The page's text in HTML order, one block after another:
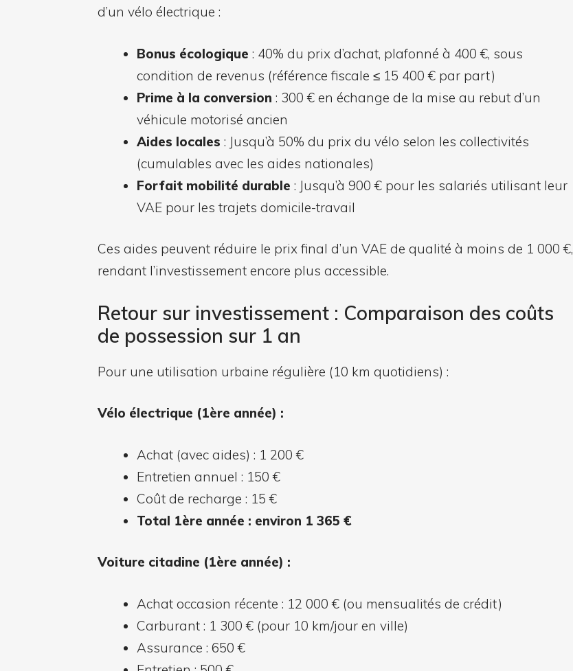
d’un vélo électrique :
Bonus écologique : 40% du prix d’achat, plafonné à 400 €, sous
condition de revenus (référence fiscale ≤ 15 400 € par part)
Prime à la conversion : 300 € en échange de la mise au rebut d’un
véhicule motorisé ancien
Aides locales : Jusqu’à 50% du prix du vélo selon les collectivités
(cumulables avec les aides nationales)
Forfait mobilité durable : Jusqu’à 900 € pour les salariés utilisant leur
VAE pour les trajets domicile-travail
Ces aides peuvent réduire le prix final d’un VAE de qualité à moins de 1 000 €,
rendant l’investissement encore plus accessible.
Retour sur investissement : Comparaison des coûts
de possession sur 1 an
Pour une utilisation urbaine régulière (10 km quotidiens) :
Vélo électrique (1ère année) :
Achat (avec aides) : 1 200 €
Entretien annuel : 150 €
Coût de recharge : 15 €
Total 1ère année : environ 1 365 €
Voiture citadine (1ère année) :
Achat occasion récente : 12 000 € (ou mensualités de crédit)
Carburant : 1 300 € (pour 10 km/jour en ville)
Assurance : 650 €